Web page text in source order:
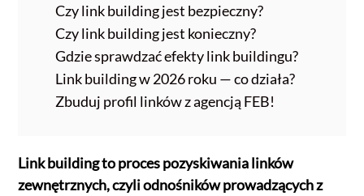
Czy link building jest bezpieczny?
Czy link building jest konieczny?
Gdzie sprawdzać efekty link buildingu?
Link building w 2026 roku — co działa?
Zbuduj profil linków z agencją FEB!
Link building to proces pozyskiwania linków
zewnętrznych, czyli odnośników prowadzących z